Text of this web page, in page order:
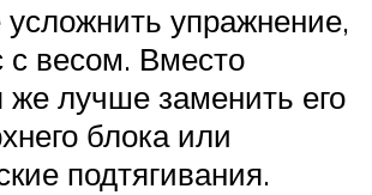
упражнение,
с весом. Вместо
лучше заменить его
блока или
подтягивания.